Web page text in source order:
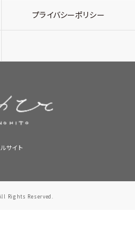
プライバシーポリシー
サイト
Rights Reserved.